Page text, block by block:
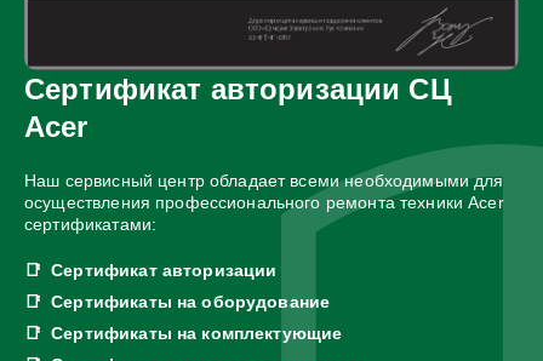
Сертификат авторизации СЦ
Acer
Наш сервисный центр обладает всеми необходимыми для
осуществления профессионального ремонта техники Acer
сертификатами:
Сертификат авторизации
Сертификаты на оборудование
Сертификаты на комплектующие